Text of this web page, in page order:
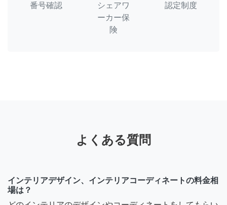
番号確認
シェアワ
ーカー保
険
認定制度
よくある質問
インテリアデザイン、インテリアコーディネートの料金相
場は？